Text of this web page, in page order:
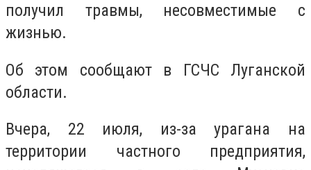
получил травмы, несовместимые с
жизнью.
Об этом сообщают в ГСЧС Луганской
области.
Вчера, 22 июля, из-за урагана на
территории частного предприятия,